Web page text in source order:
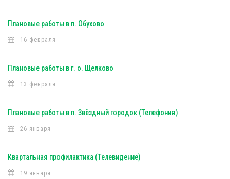
Плановые работы в п. Обухово
16 февраля
Плановые работы в г. о. Щелково
13 февраля
Плановые работы в п. Звёздный городок (Телефония)
26 января
Квартальная профилактика (Телевидение)
19 января